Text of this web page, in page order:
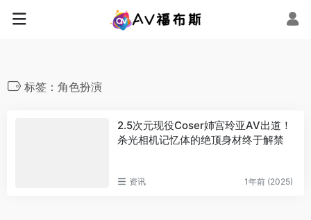
标签：角色扮演
2.5次元现役Coser姉宫玲亚AV出道！
杀光相机记忆体的绝顶身材终于解禁
资讯 1年前 (2025)